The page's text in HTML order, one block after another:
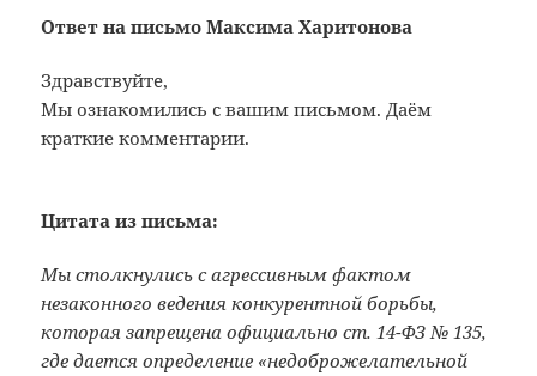
Ответ на письмо Максима Харитонова
Здравствуйте,
Мы ознакомились с вашим письмом. Даём
краткие комментарии.
Цитата из письма:
Мы столкнулись с агрессивным фактом
незаконного ведения конкурентной борьбы,
которая запрещена официально ст. 14-ФЗ № 135,
где дается определение «недоброжелательной